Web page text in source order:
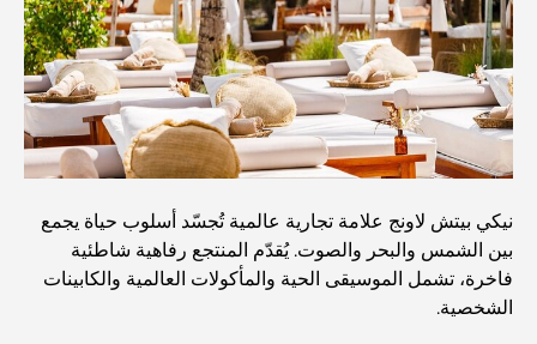
دليل صالات الرياضة في داماك هيلز: أفضل خيارات اللياقة
البدنية في المنطقة المحيطة
أفضل مراكز التسوق في دبي للتسوق والترفيه
استكشف أكثر مناطق دبي حيوية
بطاقات الائتمان في الإمارات العربية المتحدة: دليل شامل
للإنفاق الذكي
نيكي بيتش لاونج علامة تجارية عالمية تُجسّد أسلوب حياة يجمع
بين الشمس والبحر والصوت. يُقدّم المنتجع رفاهية شاطئية
فاخرة، تشمل الموسيقى الحية والمأكولات العالمية والكابينات
الشخصية.